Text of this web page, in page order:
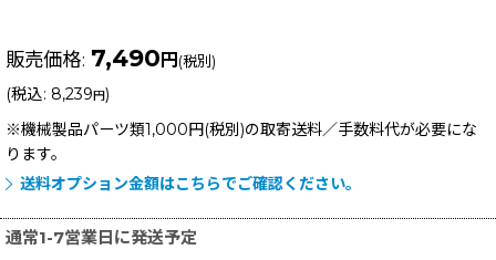
販売価格: 7,490 円 (税別)
(税込: 8,239 円)
※機械製品パーツ類1,000円(税別)の取寄送料／手数料代が必要にな
ります。
送料オプション金額はこちらでご確認ください。
通常1-7営業日に発送予定